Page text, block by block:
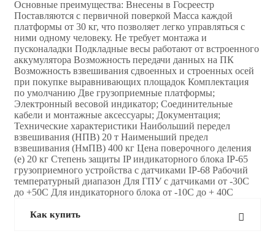
Основные преимущества: Внесены в Госреестр
Поставляются с первичной поверкой Масса каждой
платформы от 30 кг, что позволяет легко управляться с
ними одному человеку. Не требует монтажа и
пусконаладки Подкладные весы работают от встроенного
аккумулятора Возможность передачи данных на ПК
Возможность взвешивания сдвоенных и строенных осей
при покупке выравнивающих площадок Комплектация
по умолчанию Две грузоприемные платформы;
Электронный весовой индикатор; Соединительные
кабели и монтажные аксессуары; Документация;
Технические характеристики Наибольший передел
взвешивания (НПВ) 20 т Наименьший предел
взвешивания (НмПВ) 400 кг Цена поверочного деления
(е) 20 кг Степень защиты IP индикаторного блока IP-65
грузоприемного устройства с датчиками IP-68 Рабочий
температурный диапазон Для ГПУ с датчиками от -30С
до +50С Для индикаторного блока от -10С до + 40С
Как купить